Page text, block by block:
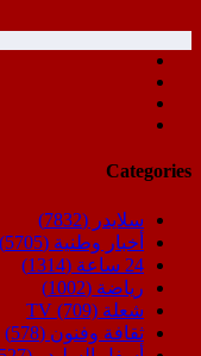
Categories
سلايدر (7832)
أخبار وطنية (5705)
24 ساعة
(1314)
رياضة (1002)
شعلة TV (709)
ثقافة وفنون (578)